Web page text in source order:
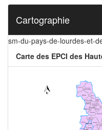
Cartographie
sm-du-pays-de-lourdes-et-
Carte des EPCI des